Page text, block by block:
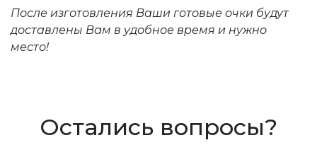
После изготовления Ваши готовые очки будут
доставлены Вам в удобное время и нужно
место!
Остались вопросы?